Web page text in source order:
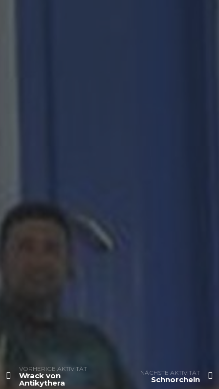
VORHERIGE AKTIVITÄT
Wrack von
Antikythera
NÄCHSTE AKTIVITÄT
Schnorcheln